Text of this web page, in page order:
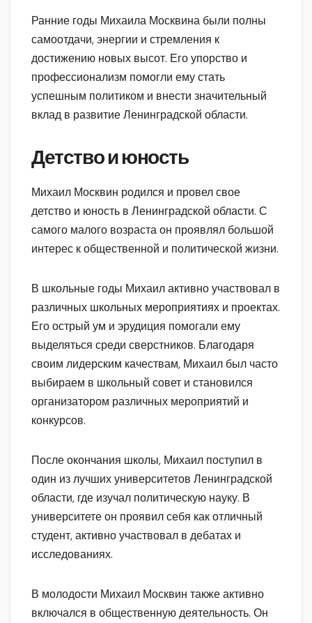
Ранние годы Михаила Москвина были полны
самоотдачи, энергии и стремления к
достижению новых высот. Его упорство и
профессионализм помогли ему стать
успешным политиком и внести значительный
вклад в развитие Ленинградской области.
Детство и юность
Михаил Москвин родился и провел свое
детство и юность в Ленинградской области. С
самого малого возраста он проявлял большой
интерес к общественной и политической жизни.
В школьные годы Михаил активно участвовал в
различных школьных мероприятиях и проектах.
Его острый ум и эрудиция помогали ему
выделяться среди сверстников. Благодаря
своим лидерским качествам, Михаил был часто
выбираем в школьный совет и становился
организатором различных мероприятий и
конкурсов.
После окончания школы, Михаил поступил в
один из лучших университетов Ленинградской
области, где изучал политическую науку. В
университете он проявил себя как отличный
студент, активно участвовал в дебатах и
исследованиях.
В молодости Михаил Москвин также активно
включался в общественную деятельность. Он